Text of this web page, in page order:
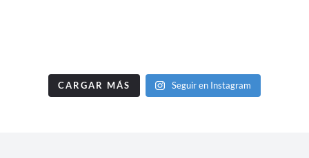
CARGAR MÁS Seguir en Instagram